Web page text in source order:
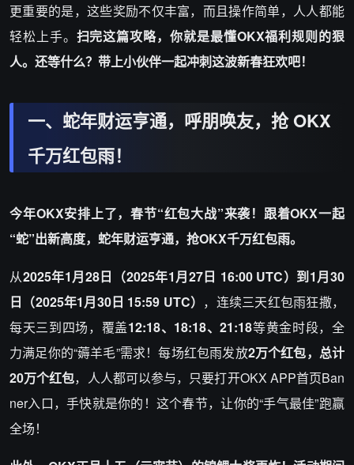
更重要的是，这些奖励不仅丰富，而且操作简单，人人都能
轻松上手。 扫完这篇攻略，你就是最懂OKX福利规则的狠
人。还等什么？带上小伙伴一起冲刺这波新春狂欢吧！
一、蛇年财运亨通，呼朋唤友，抢 OKX
千万红包雨！
今年OKX安排上了，春节“红包大战”来袭！跟着OKX一起
“蛇”出新高度，蛇年财运亨通，抢OKX千万红包雨。
从2025年1月28日（2025年1月27日 16:00 UTC）到1月30
日（2025年1月30日 15:59 UTC） ，连续三天红包雨狂撒，
每天三到四场，覆盖12:18、18:18、21:18等黄金时段，全
力满足你的“薅羊毛”需求！每场红包雨发放2万个红包，总计
20万个红包，人人都可以参与，只要打开OKX APP首页Ban
ner入口，手快就是你的！这个春节，让你的“手气最佳”跑赢
全场！